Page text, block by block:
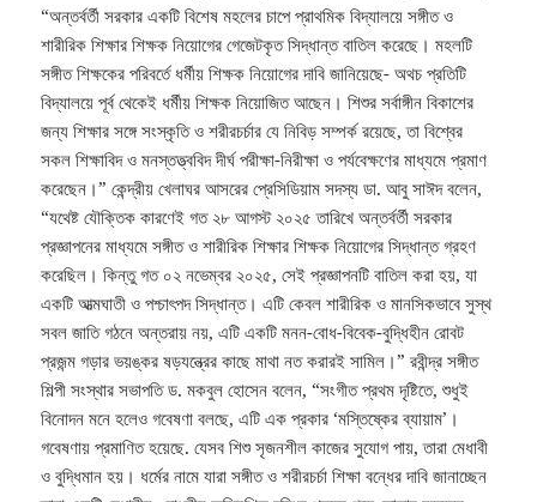
“অন্তর্বর্তী সরকার একটি বিশেষ মহলের চাপে প্রাথমিক বিদ্যালয়ে সঙ্গীত ও
শারীরিক শিক্ষার শিক্ষক নিয়োগের গেজেটকৃত সিদ্ধান্ত বাতিল করেছে। মহলটি
সঙ্গীত শিক্ষকের পরিবর্তে ধর্মীয় শিক্ষক নিয়োগের দাবি জানিয়েছে- অথচ প্রতিটি
বিদ্যালয়ে পূর্ব থেকেই ধর্মীয় শিক্ষক নিয়োজিত আছেন। শিশুর সর্বাঙ্গীন বিকাশের
জন্য শিক্ষার সঙ্গে সংস্কৃতি ও শরীরচর্চার যে নিবিড় সম্পর্ক রয়েছে, তা বিশ্বের
সকল শিক্ষাবিদ ও মনস্তত্ত্ববিদ দীর্ঘ পরীক্ষা-নিরীক্ষা ও পর্যবেক্ষণের মাধ্যমে প্রমাণ
করেছেন।” কেন্দ্রীয় খেলাঘর আসরের প্রেসিডিয়াম সদস্য ডা. আবু সাঈদ বলেন,
“যথেষ্ট যৌক্তিক কারণেই গত ২৮ আগস্ট ২০২৫ তারিখে অন্তর্বর্তী সরকার
প্রজ্ঞাপনের মাধ্যমে সঙ্গীত ও শারীরিক শিক্ষার শিক্ষক নিয়োগের সিদ্ধান্ত গ্রহণ
করেছিল। কিন্তু গত ০২ নভেম্বর ২০২৫, সেই প্রজ্ঞাপনটি বাতিল করা হয়, যা
একটি আত্মঘাতী ও পশ্চাৎপদ সিদ্ধান্ত। এটি কেবল শারীরিক ও মানসিকভাবে সুস্থ
সবল জাতি গঠনে অন্তরায় নয়, এটি একটি মনন-বোধ-বিবেক-বুদ্ধিহীন রোবট
প্রজন্ম গড়ার ভয়ঙ্কর ষড়যন্ত্রের কাছে মাথা নত করারই সামিল।” রবীন্দ্র সঙ্গীত
শিল্পী সংস্থার সভাপতি ড. মকবুল হোসেন বলেন, “সংগীত প্রথম দৃষ্টিতে, শুধুই
বিনোদন মনে হলেও গবেষণা বলছে, এটি এক প্রকার ‘মস্তিষ্কের ব্যায়াম’।
গবেষণায় প্রমাণিত হয়েছে. যেসব শিশু সৃজনশীল কাজের সুযোগ পায়, তারা মেধাবী
ও বুদ্ধিমান হয়। ধর্মের নামে যারা সঙ্গীত ও শরীরচর্চা শিক্ষা বন্ধের দাবি জানাচ্ছেন